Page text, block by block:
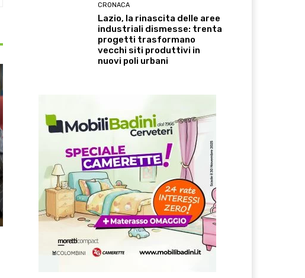
CRONACA
Lazio, la rinascita delle aree
industriali dismesse: trenta
progetti trasformano
vecchi siti produttivi in
nuovi poli urbani